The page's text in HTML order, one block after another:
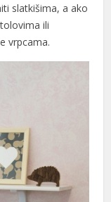
slatkišima, a ako
ili
vrpcama.